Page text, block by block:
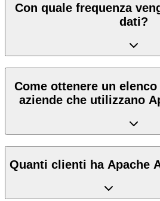
Con quale frequenza
dati?
Come ottenere un
aziende che utilizzano
Quanti clienti ha Apache